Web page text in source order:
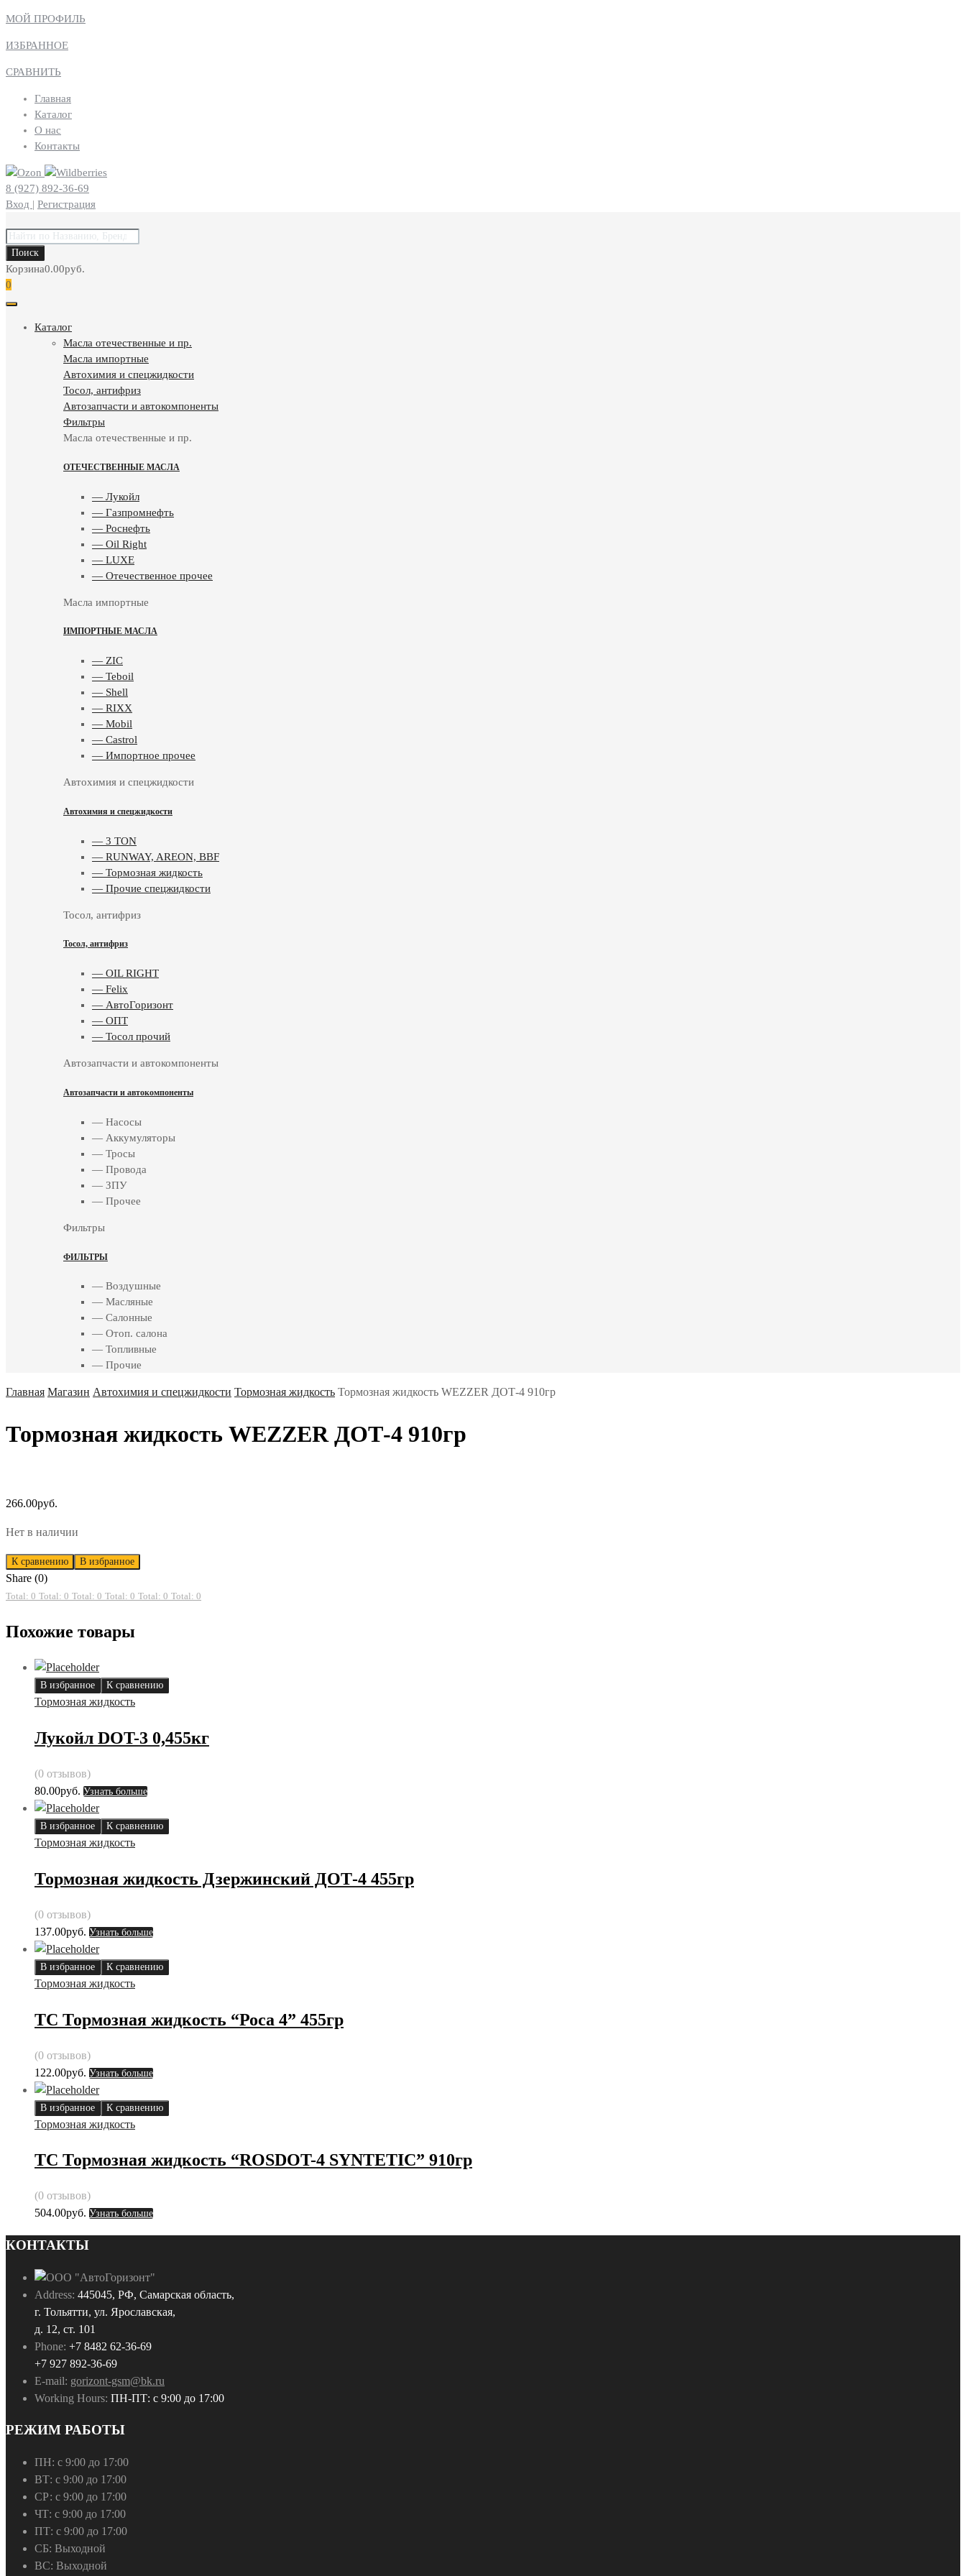
МОЙ ПРОФИЛЬ
ИЗБРАННОЕ
СРАВНИТЬ
Главная
Каталог
О нас
Контакты
8 (927) 892-36-69
Вход | Регистрация
Поиск
товаров
Поиск
Корзина0.00руб.
0
Каталог
Масла отечественные и пр.
Масла импортные
Автохимия и спецжидкости
Тосол, антифриз
Автозапчасти и автокомпоненты
Фильтры
Масла отечественные и пр.
ОТЕЧЕСТВЕННЫЕ МАСЛА
— Лукойл
— Газпромнефть
— Роснефть
— Oil Right
— LUXE
— Отечественное прочее
Масла импортные
ИМПОРТНЫЕ МАСЛА
— ZIC
— Teboil
— Shell
— RIXX
— Mobil
— Castrol
— Импортное прочее
Автохимия и спецжидкости
Автохимия и спецжидкости
— 3 TON
— RUNWAY, AREON, BBF
— Тормозная жидкость
— Прочие спецжидкости
Тосол, антифриз
Тосол, антифриз
— OIL RIGHT
— Felix
— АвтоГоризонт
— ОПТ
— Тосол прочий
Автозапчасти и автокомпоненты
Автозапчасти и автокомпоненты
— Насосы
— Аккумуляторы
— Тросы
— Провода
— ЗПУ
— Прочее
Фильтры
ФИЛЬТРЫ
— Воздушные
— Масляные
— Салонные
— Отоп. салона
— Топливные
— Прочие
Главная Магазин Автохимия и спецжидкости Тормозная жидкость Тормозная жидкость WEZZER ДОТ-4 910гр
Тормозная жидкость WEZZER ДОТ-4 910гр
266.00руб.
Нет в наличии
К сравнению В избранное
Share (0)
Total: 0 Total: 0 Total: 0 Total: 0 Total: 0 Total: 0
Похожие товары
В избранное К сравнению
Тормозная жидкость
Лукойл DOT-3 0,455кг
(0 отзывов)
80.00руб. Узнать больше
В избранное К сравнению
Тормозная жидкость
Тормозная жидкость Дзержинский ДОТ-4 455гр
(0 отзывов)
137.00руб. Узнать больше
В избранное К сравнению
Тормозная жидкость
ТС Тормозная жидкость “Роса 4” 455гр
(0 отзывов)
122.00руб. Узнать больше
В избранное К сравнению
Тормозная жидкость
ТС Тормозная жидкость “ROSDOT-4 SYNTETIC” 910гр
(0 отзывов)
504.00руб. Узнать больше
КОНТАКТЫ
Address: 445045, РФ, Самарская область,
г. Тольятти, ул. Ярославская,
д. 12, ст. 101
Phone: +7 8482 62-36-69
+7 927 892-36-69
E-mail: gorizont-gsm@bk.ru
Working Hours: ПН-ПТ: с 9:00 до 17:00
РЕЖИМ РАБОТЫ
ПН: с 9:00 до 17:00
ВТ: с 9:00 до 17:00
СР: с 9:00 до 17:00
ЧТ: с 9:00 до 17:00
ПТ: с 9:00 до 17:00
СБ: Выходной
ВС: Выходной